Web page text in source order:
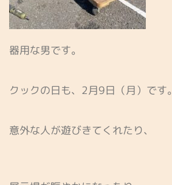
器用な男です。
クックの日も、2月9日（月）です。
意外な人が遊びきてくれたり、